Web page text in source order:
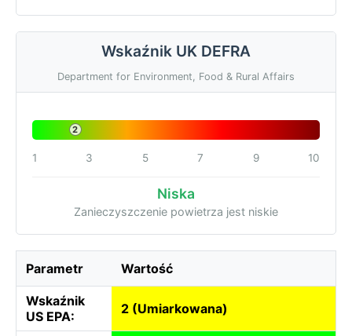
Wskaźnik UK DEFRA
Department for Environment, Food & Rural Affairs
2
1 3 5 7 9 10
Niska
Zanieczyszczenie powietrza jest niskie
Parametr Wartość
Wskaźnik
US EPA:
2 (Umiarkowana)